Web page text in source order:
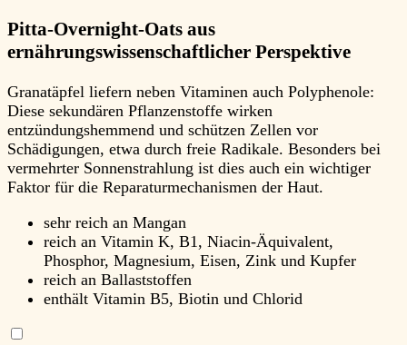
Pitta-Overnight-Oats aus
ernährungswissenschaftlicher Perspektive
Granatäpfel liefern neben Vitaminen auch Polyphenole:
Diese sekundären Pflanzenstoffe wirken
entzündungshemmend und schützen Zellen vor
Schädigungen, etwa durch freie Radikale. Besonders bei
vermehrter Sonnenstrahlung ist dies auch ein wichtiger
Faktor für die Reparaturmechanismen der Haut.
sehr reich an Mangan
reich an Vitamin K, B1, Niacin-Äquivalent,
Phosphor, Magnesium, Eisen, Zink und Kupfer
reich an Ballaststoffen
enthält Vitamin B5, Biotin und Chlorid